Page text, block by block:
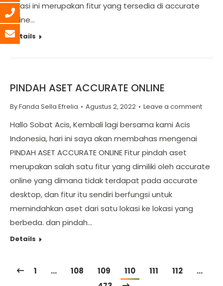
lokasi ini merupakan fitur yang tersedia di accurate
onine…
Details
PINDAH ASET ACCURATE ONLINE
ByFanda Sella Efrelia Agustus 2, 2022 Leave a comment
Hallo Sobat Acis, Kembali lagi bersama kami Acis
Indonesia, hari ini saya akan membahas mengenai
PINDAH ASET ACCURATE ONLINE Fitur pindah aset
merupakan salah satu fitur yang dimiliki oleh accurate
online yang dimana tidak terdapat pada accurate
desktop, dan fitur itu sendiri berfungsi untuk
memindahkan aset dari satu lokasi ke lokasi yang
berbeda. dan pindah…
Details
1 … 108 109 110 111 112
…